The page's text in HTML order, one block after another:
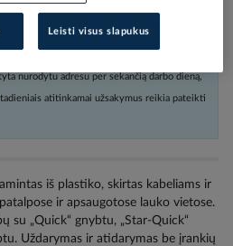
nurodytu adresu per sekančią darbo dieną,
atitinkamai užsakymus reikia pateikti
iš plastiko, skirtas kabeliams ir
ir apsaugotose lauko vietose.
su „Quick“ gnybtu, „Star-Quick“
Uždarymas ir atidarymas be įrankių
Leisti visus slapukus